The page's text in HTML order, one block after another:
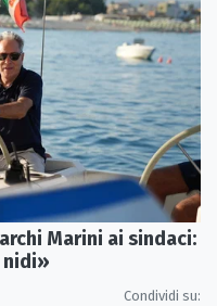
Marini ai sindaci:
nidi»
Condividi su: